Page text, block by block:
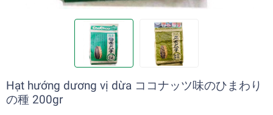
Hạt hướng dương vị dừa ココナッツ味のひまわり
の種 200gr